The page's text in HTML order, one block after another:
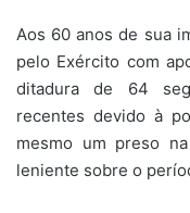
Aos 60 anos de sua
pelo Exército com
ditadura de 64
recentes devido à
mesmo um preso
leniente sobre o